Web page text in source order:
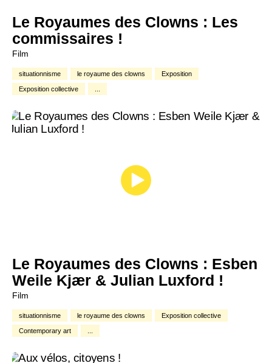
Le Royaumes des Clowns : Les
commissaires !
Film
situationnisme le royaume des clowns Exposition
Exposition collective
Le Royaumes des Clowns : Esben
Weile Kjær & Julian Luxford !
Film
situationnisme le royaume des clowns Exposition collective
Contemporary art